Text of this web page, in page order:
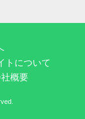
トについて
概要